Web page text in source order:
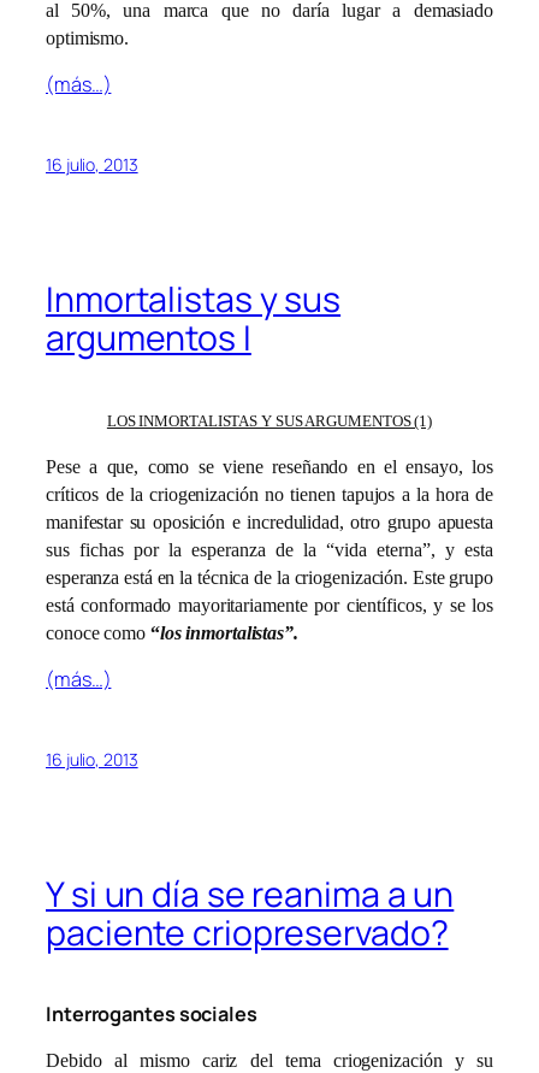
al 50%, una marca que no daría lugar a demasiado
optimismo.
(más…)
16 julio, 2013
Inmortalistas y sus
argumentos I
LOS INMORTALISTAS Y SUS ARGUMENTOS (1)
Pese a que, como se viene reseñando en el ensayo, los
críticos de la criogenización no tienen tapujos a la hora de
manifestar su oposición e incredulidad, otro grupo apuesta
sus fichas por la esperanza de la “vida eterna”, y esta
esperanza está en la técnica de la criogenización. Este grupo
está conformado mayoritariamente por científicos, y se los
conoce como “los inmortalistas”.
(más…)
16 julio, 2013
Y si un día se reanima a un
paciente criopreservado?
Interrogantes sociales
Debido al mismo cariz del tema criogenización y su